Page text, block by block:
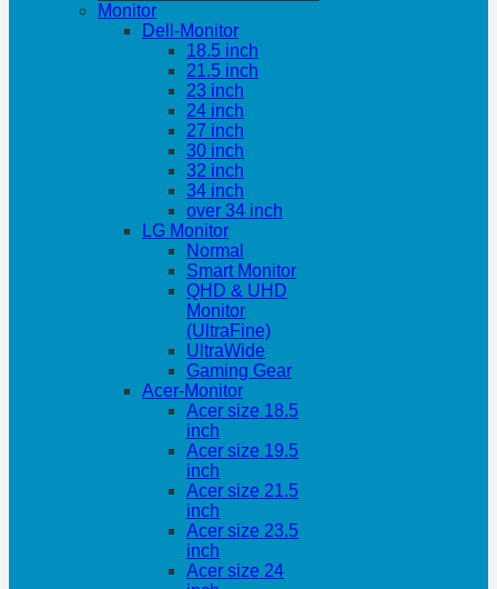
Monitor
Dell-Monitor
18.5 inch
21.5 inch
23 inch
24 inch
27 inch
30 inch
32 inch
34 inch
over 34 inch
LG Monitor
Normal
Smart Monitor
QHD & UHD
Monitor
(UltraFine)
UltraWide
Gaming Gear
Acer-Monitor
Acer size 18.5
inch
Acer size 19.5
inch
Acer size 21.5
inch
Acer size 23.5
inch
Acer size 24